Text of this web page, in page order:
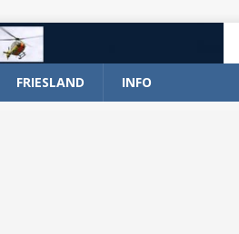
FRIESLAND INFO